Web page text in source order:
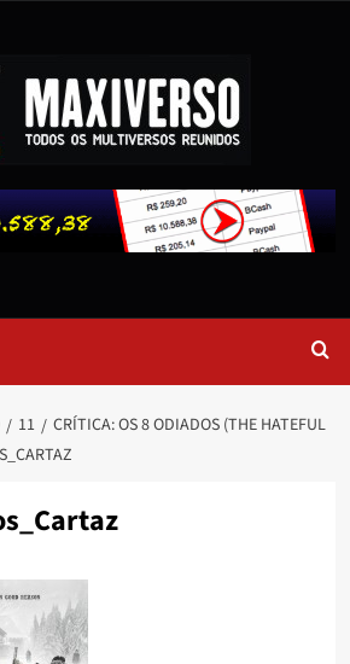
11
CRÍTICA: OS 8 ODIADOS (THE HATEFUL